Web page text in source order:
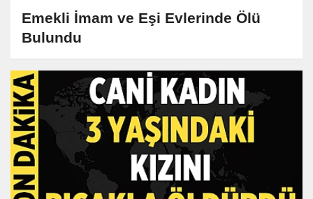
Emekli İmam ve Eşi Evlerinde Ölü
Bulundu